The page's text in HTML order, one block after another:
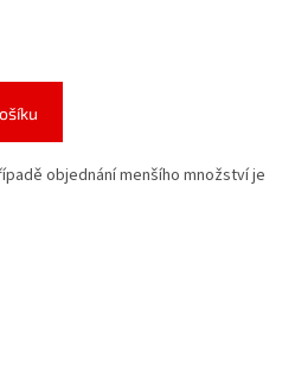
objednání menšího množství je